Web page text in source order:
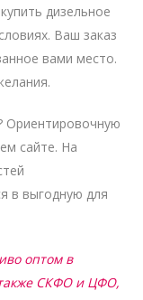
дизельное
Ваш заказ
вами место.
Ориентировочную
сайте. На
в выгодную для
оптом в
СКФО и ЦФО,